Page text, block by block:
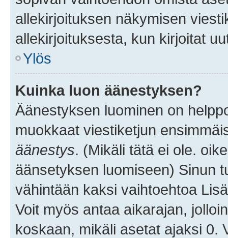
allekirjoituksen näkymisen
allekirjoituksesta, kun kirjoitat
Ylös
Kuinka luon äänestyksen?
Äänestyksen luominen on
muokkaat viestiketjun
äänestys. (Mikäli tätä ei ole.
äänsetyksen luomiseen) Sinun
vähintään kaksi vaihtoehtoa
Voit myös antaa aikarajan,
koskaan, mikäli asetat ajaksi 0.